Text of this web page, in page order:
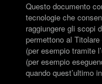
Questo documento
tecnologie che
raggiungere gli scopi
permettono al
(per esempio tramite
(per esempio
quando quest’ultimo